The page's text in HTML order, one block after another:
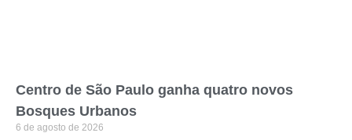
Centro de São Paulo ganha quatro novos
Bosques Urbanos
6 de agosto de 2026